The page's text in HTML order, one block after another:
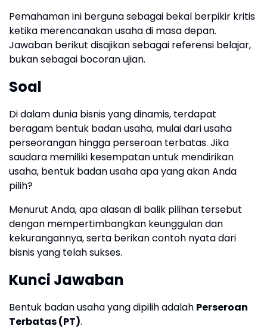
Pemahaman ini berguna sebagai bekal berpikir kritis
ketika merencanakan usaha di masa depan.
Jawaban berikut disajikan sebagai referensi belajar,
bukan sebagai bocoran ujian.
Soal
Di dalam dunia bisnis yang dinamis, terdapat
beragam bentuk badan usaha, mulai dari usaha
perseorangan hingga perseroan terbatas. Jika
saudara memiliki kesempatan untuk mendirikan
usaha, bentuk badan usaha apa yang akan Anda
pilih?
Menurut Anda, apa alasan di balik pilihan tersebut
dengan mempertimbangkan keunggulan dan
kekurangannya, serta berikan contoh nyata dari
bisnis yang telah sukses.
Kunci Jawaban
Bentuk badan usaha yang dipilih adalah Perseroan
Terbatas (PT).